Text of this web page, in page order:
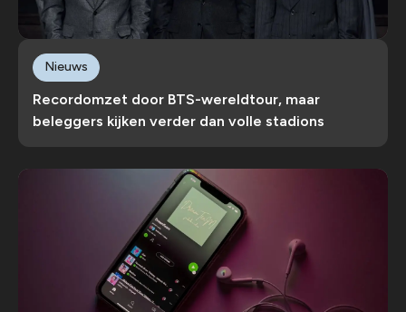
Recordomzet door BTS-wereldtour, maar
beleggers kijken verder dan volle stadions
Nieuws